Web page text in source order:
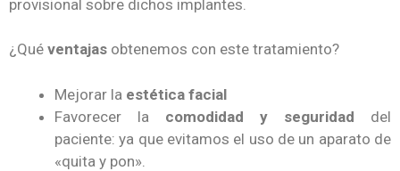
provisional sobre dichos implantes.
¿Qué ventajas obtenemos con este tratamiento?
Mejorar la estética facial
Favorecer la comodidad y seguridad del
paciente: ya que evitamos el uso de un aparato de
«quita y pon».